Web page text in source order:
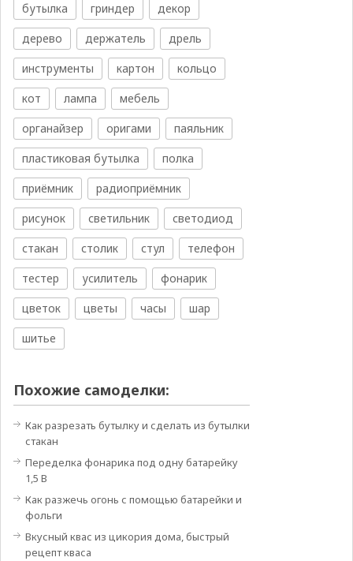
бутылка
гриндер
декор
дерево
держатель
дрель
инструменты
картон
кольцо
кот
лампа
мебель
органайзер
оригами
паяльник
пластиковая бутылка
полка
приёмник
радиоприёмник
рисунок
светильник
светодиод
стакан
столик стул
телефон
тестер
усилитель
фонарик
цветок
цветы часы
шар
шитье
Похожие самоделки:
Как разрезать бутылку и сделать из бутылки
стакан
Переделка фонарика под одну батарейку
1,5 В
Как разжечь огонь с помощью батарейки и
фольги
Вкусный квас из цикория дома, быстрый
рецепт кваса